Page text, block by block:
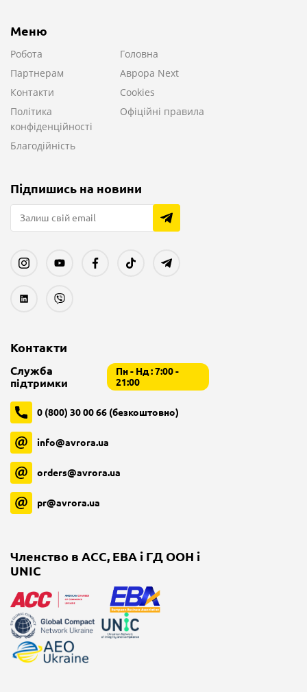
Меню
Робота
Головна
Партнерам
Аврора Next
Контакти
Cookies
Політика
конфіденційності
Офіційні правила
Благодійність
Підпишись на новини
Контакти
Служба
підтримки
Пн - Нд : 7:00 -
21:00
0 (800) 30 00 66 (безкоштовно)
info@avrora.ua
orders@avrora.ua
pr@avrora.ua
Членство в ACC, EBA і ГД ООН і
UNIC